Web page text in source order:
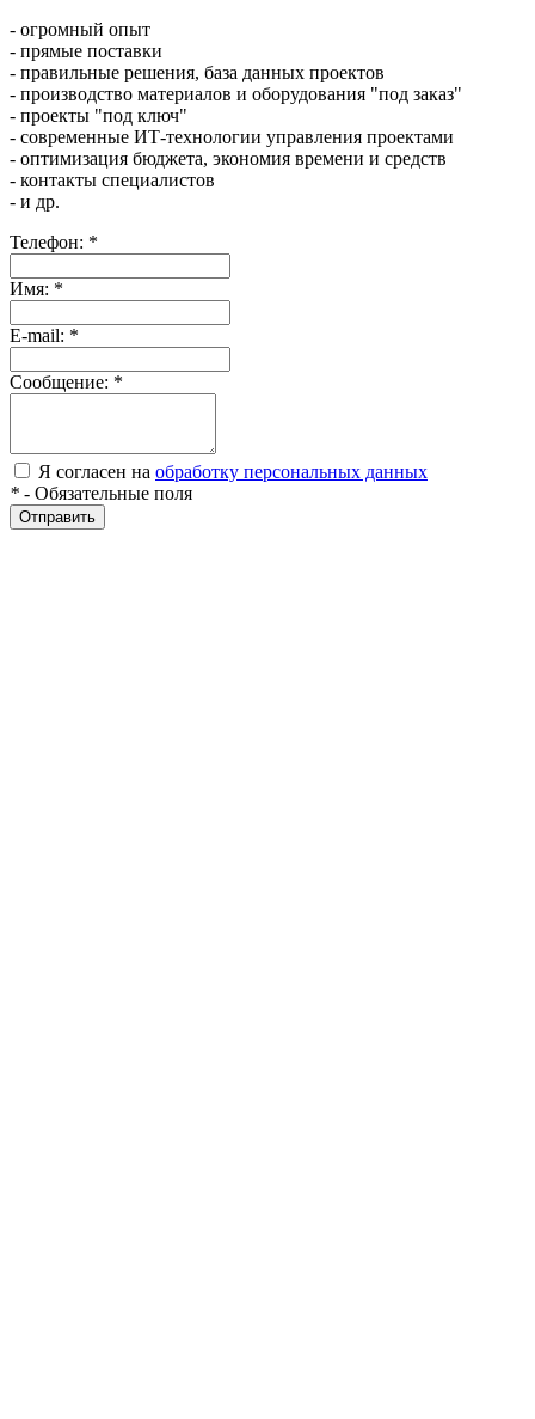
- огромный опыт
- прямые поставки
- правильные решения, база данных проектов
- производство материалов и оборудования "под заказ"
- проекты "под ключ"
- современные ИТ-технологии управления проектами
- оптимизация бюджета, экономия времени и средств
- контакты специалистов
- и др.
Телефон: *
Имя: *
E-mail: *
Сообщение: *
Я согласен на обработку персональных данных
* - Обязательные поля
Отправить